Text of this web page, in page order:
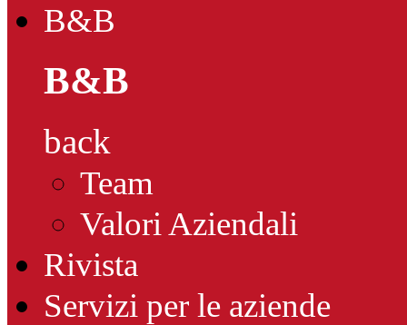
B&B
B&B
back
Team
Valori Aziendali
Rivista
Servizi per le aziende